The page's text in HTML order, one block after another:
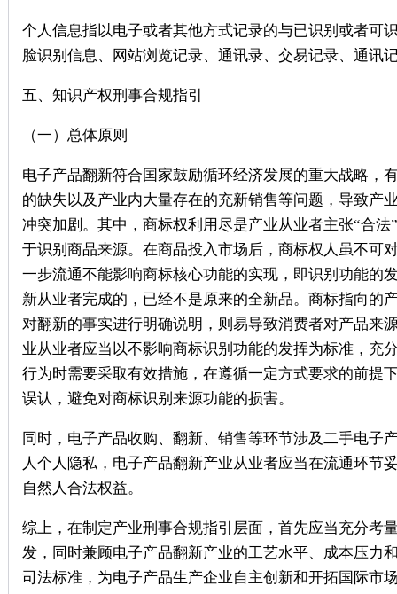
个人信息指以电子或者其他方式记录的与已识别或者可
脸识别信息、网站浏览记录、通讯录、交易记录、通讯
五、知识产权刑事合规指引
（一）总体原则
电子产品翻新符合国家鼓励循环经济发展的重大战略，
的缺失以及产业内大量存在的充新销售等问题，导致产
冲突加剧。其中，商标权利用尽是产业从业者主张“合
于识别商品来源。在商品投入市场后，商标权人虽不可
一步流通不能影响商标核心功能的实现，即识别功能的
新从业者完成的，已经不是原来的全新品。商标指向的
对翻新的事实进行明确说明，则易导致消费者对产品来
业从业者应当以不影响商标识别功能的发挥为标准，充
行为时需要采取有效措施，在遵循一定方式要求的前提
误认，避免对商标识别来源功能的损害。
同时，电子产品收购、翻新、销售等环节涉及二手电子
人个人隐私，电子产品翻新产业从业者应当在流通环节
自然人合法权益。
综上，在制定产业刑事合规指引层面，首先应当充分考
发，同时兼顾电子产品翻新产业的工艺水平、成本压力
司法标准，为电子产品生产企业自主创新和开拓国际市